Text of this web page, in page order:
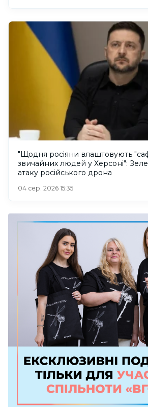
"Щодня росіяни влаштовують
звичайних людей у Херсоні":
атаку російського дрона
04 сер. 2026 15:35